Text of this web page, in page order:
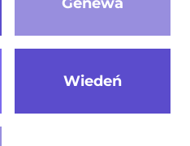
Wiedeń